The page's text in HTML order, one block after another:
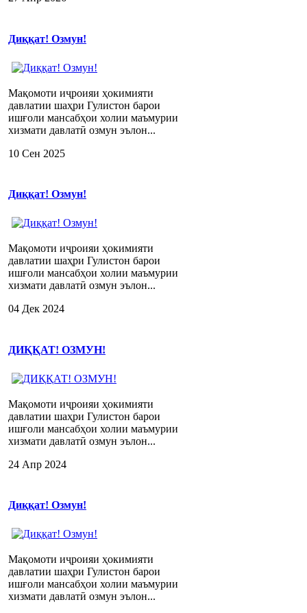
Диққат! Озмун!
Мақомоти иҷроияи ҳокимияти
давлатии шаҳри Гулистон барои
ишғоли мансабҳои холии маъмурии
хизмати давлатӣ озмун эълон...
10 Сен 2025
Диққат! Озмун!
Мақомоти иҷроияи ҳокимияти
давлатии шаҳри Гулистон барои
ишғоли мансабҳои холии маъмурии
хизмати давлатӣ озмун эълон...
04 Дек 2024
ДИҚҚАТ! ОЗМУН!
Мақомоти иҷроияи ҳокимияти
давлатии шаҳри Гулистон барои
ишғоли мансабҳои холии маъмурии
хизмати давлатӣ озмун эълон...
24 Апр 2024
Диққат! Озмун!
Мақомоти иҷроияи ҳокимияти
давлатии шаҳри Гулистон барои
ишғоли мансабҳои холии маъмурии
хизмати давлатӣ озмун эълон...